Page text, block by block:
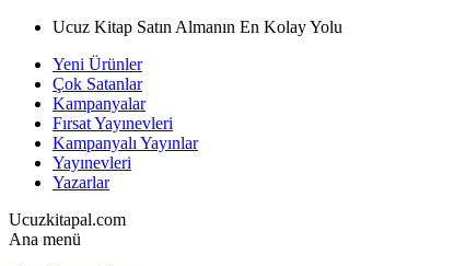
Ucuz Kitap Satın Almanın En Kolay Yolu
Yeni Ürünler
Çok Satanlar
Kampanyalar
Fırsat Yayınevleri
Kampanyalı Yayınlar
Yayınevleri
Yazarlar
Ucuzkitapal.com
Ana menü